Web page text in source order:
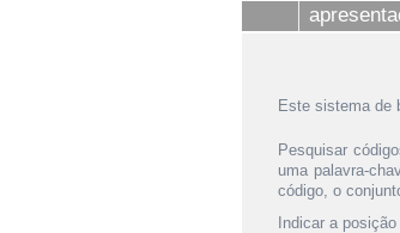
Este sistema de
Pesquisar
uma palavra-
código, o
Indicar a